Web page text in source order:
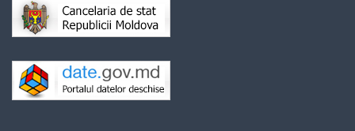
Organigrama
Mediator
comunitar